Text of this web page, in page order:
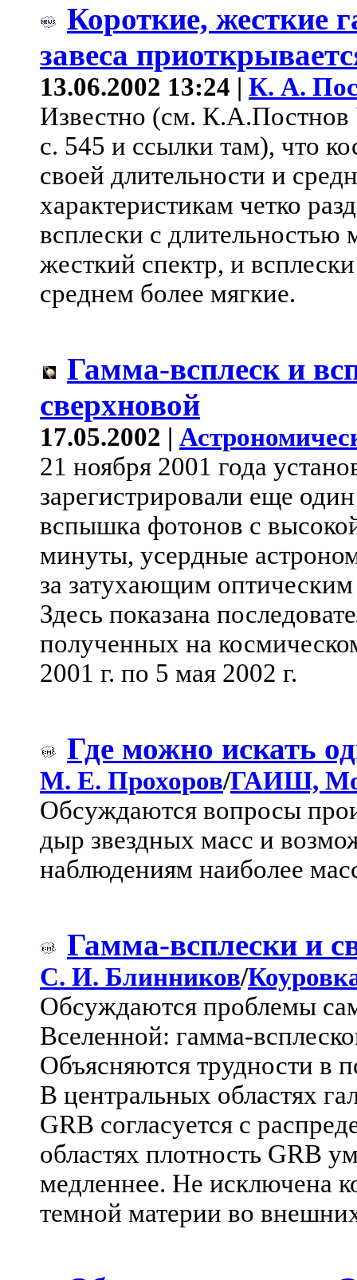
Короткие, жесткие
завеса
13.06.2002 13:24 | К. А.
Известно (см.
с. 545 и ссылки там), что
своей длительности и
характеристикам четко
всплески с
жесткий спектр, и
среднем более мягкие.
Гамма-всплеск и
сверхновой
17.05.2002 |
21 ноября 2001 года
зарегистрировали еще
вспышка фотонов с
минуты, усердные
за затухающим
Здесь показана
полученных на
2001 г. по 5 мая 2002 г.
Где можно искать
М. Е. Прохоров/ГАИШ,
Обсуждаются вопросы
дыр звездных масс и
наблюдениям наиболее
Гамма-всплески и
С. И. Блинников/
Обсуждаются проблемы
Вселенной: гамма-
Объясняются трудности в
В центральных областях
GRB согласуется с
областях плотность GRB
медленнее. Не исключена
темной материи во